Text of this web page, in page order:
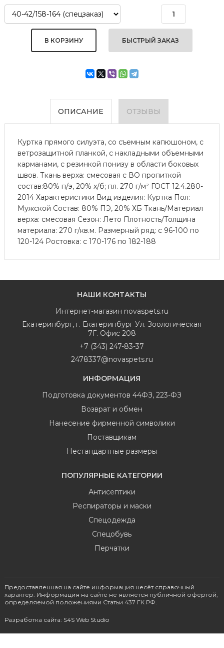
БЫСТРЫЙ ЗАКАЗ
ОПИСАНИЕ ОТЗЫВЫ
Куртка прямого силуэта, со съемным капюшоном, с
ветрозащитной планкой, с накладными объемными
карманами, с резинкой понизу в области боковых
швов. Ткань верха: смесовая с ВО пропиткой
состав:80% п/э, 20% х/б; пл. 270 г/м² ГОСТ 12.4.280-
2014 Характеристики Вид изделия: Куртка Пол:
Мужской Состав: 80% ПЭ, 20% ХБ Ткань/Материал
верха: смесовая Сезон: Лето Плотность/Толщина
материала: 270 г/кв.м. Размерный ряд: с 96-100 по
120-124 Ростовка: с 170-176 по 182-188
НАШИ КОНТАКТЫ
Интернет-магазин novaspets.ru
Екатеринбург, г. Екатеринбург Ул. Зоологическая
7Г. Офис 208
+7 (343) 247-83-37
2478337@novaspets.ru
ИНФОРМАЦИЯ
Подготовка документов 44ФЗ, 223-ФЗ
Возврат и обмен
Нанесение фирменной символики
Поставщикам
Нестандартные размеры
ПОПУЛЯРНЫЕ КАТЕГОРИИ
Антисептики
Респираторы и маски
Спецодежда
Спецобувь
Перчатки
Предоставленная на сайте информация несёт справочный
характер. Информация на сайте не является публичной офертой,
определяемой положениями Статьи 437 ГК РФ.
Разработка сайта: S4S Web Studio